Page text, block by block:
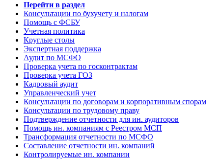
Перейти в раздел
Консультации по бухучету и налогам
Помощь с ФСБУ
Учетная политика
Круглые столы
Экспертная поддержка
Аудит по МСФО
Проверка учета по госконтрактам
Проверка учета ГОЗ
Кадровый аудит
Управленческий учет
Консультации по договорам и корпоративным спорам
Консультации по трудовому праву
Подтверждение отчетности для ин. аудиторов
Помощь ин. компаниям с Реестром МСП
Трансформация отчетности по МСФО
Составление отчетности ин. компаний
Контролируемые ин. компании